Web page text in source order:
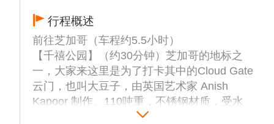
行程概述
前往芝加哥（车程约5.5小时）
【千禧公园】（约30分钟）芝加哥的地标之
一，大家来这里是为了打卡其中的Cloud Gate
云门，也叫大豆子，由英国艺术家 Anish
Kapoor 制作。110吨重，不锈钢材质，受水
银启发而创作，长20米，高10米，允许触